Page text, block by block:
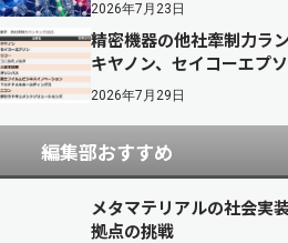
2026年7月23日
精密機器の他社牽制力ラ
キヤノン、セイコーエプ
2026年7月29日
編集部おすすめ
メタマテリアルの社会
拠点の挑戦